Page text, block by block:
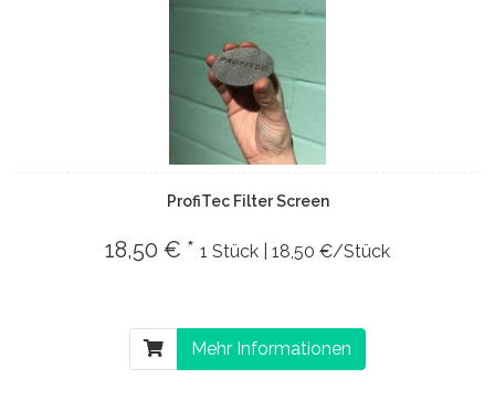
ProfiTec Filter Screen
18,50 € * 1 Stück | 18,50 €/Stück
Mehr Informationen